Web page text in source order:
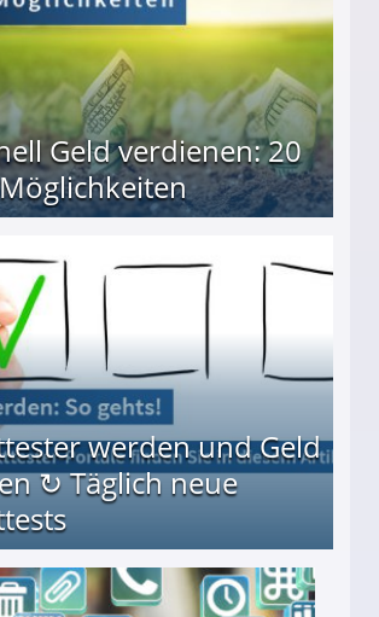
Geld verdienen: 20
werden und Geld
↻ Täglich neue